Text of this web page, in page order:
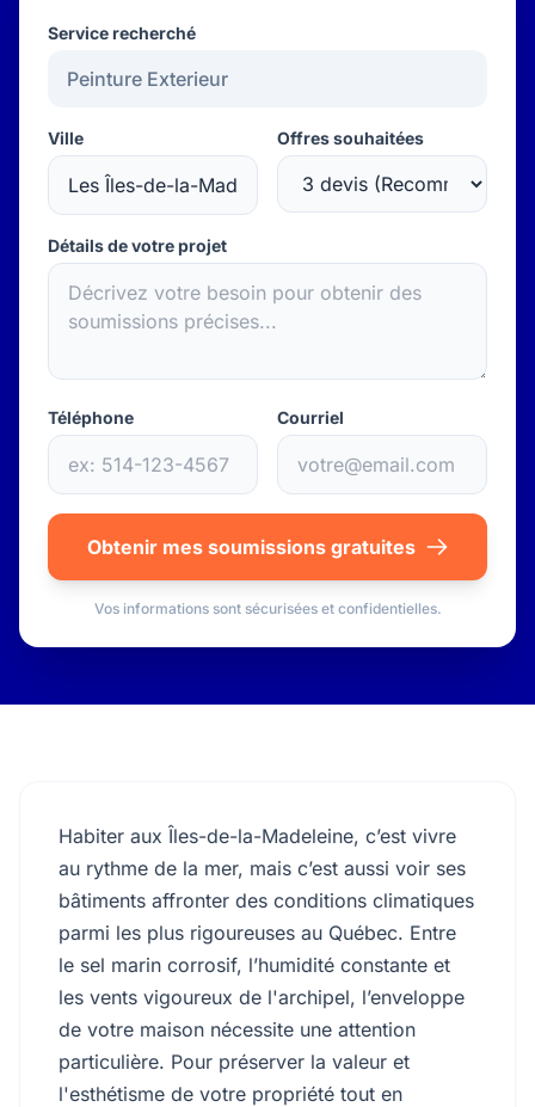
Service recherché
Ville Offres souhaitées
Détails de votre projet
Téléphone Courriel
Obtenir mes soumissions gratuites
Vos informations sont sécurisées et confidentielles.
Habiter aux Îles-de-la-Madeleine, c’est vivre
au rythme de la mer, mais c’est aussi voir ses
bâtiments affronter des conditions climatiques
parmi les plus rigoureuses au Québec. Entre
le sel marin corrosif, l’humidité constante et
les vents vigoureux de l'archipel, l’enveloppe
de votre maison nécessite une attention
particulière. Pour préserver la valeur et
l'esthétisme de votre propriété tout en